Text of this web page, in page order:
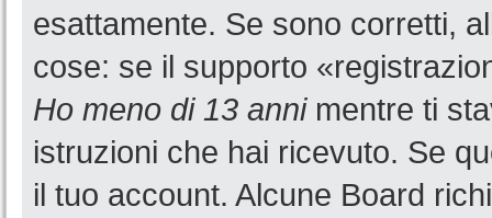
esattamente. Se sono corretti,
cose: se il supporto
Ho meno di 13 annimentre ti
istruzioni che hai ricevuto. Se
il tuo account. Alcune Board